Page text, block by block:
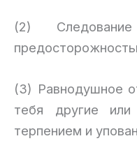
(2)
(3) Равнодушное
тебя другие или
терпением и